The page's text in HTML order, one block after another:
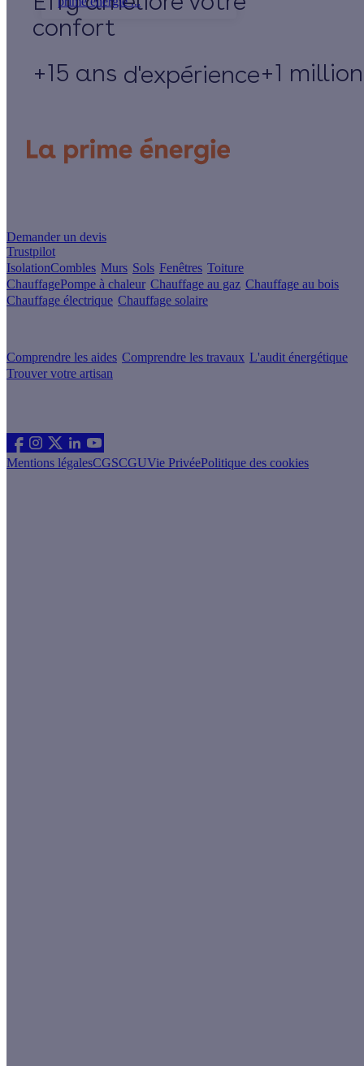
+15 ans d'expérience+1
Demander un devis
Trustpilot
IsolationCombles Murs Sols Fenêtres Toiture
ChauffagePompe à chaleur Chauffage au gaz Chauffage au bois
Chauffage électrique Chauffage solaire
Comprendre les aides Comprendre les travaux L'audit énergétique
Trouver votre artisan
Mentions légalesCGSCGUVie PrivéePolitique des cookies